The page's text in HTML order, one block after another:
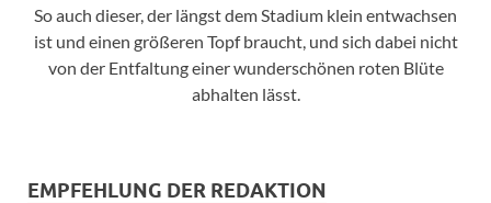
So auch dieser, der längst dem Stadium klein entwachsen
ist und einen größeren Topf braucht, und sich dabei nicht
von der Entfaltung einer wunderschönen roten Blüte
abhalten lässt.
EMPFEHLUNG DER REDAKTION